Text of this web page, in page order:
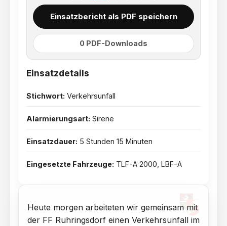
Heute morgen arbeiteten wir gemeinsam mit
der FF Ruhringsdorf einen Verkehrsunfall im
Einsatzbericht als PDF speichern
0 PDF-Downloads
Einsatzdetails
Stichwort: Verkehrsunfall
Alarmierungsart: Sirene
Einsatzdauer: 5 Stunden 15 Minuten
Eingesetzte Fahrzeuge: TLF-A 2000, LBF-A